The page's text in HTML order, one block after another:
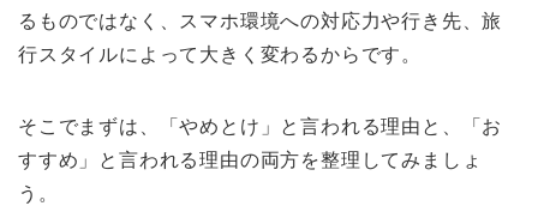
るものではなく、スマホ環境への対応力や行き先、旅
行スタイルによって大きく変わるからです。
そこでまずは、「やめとけ」と言われる理由と、「お
すすめ」と言われる理由の両方を整理してみましょ
う。